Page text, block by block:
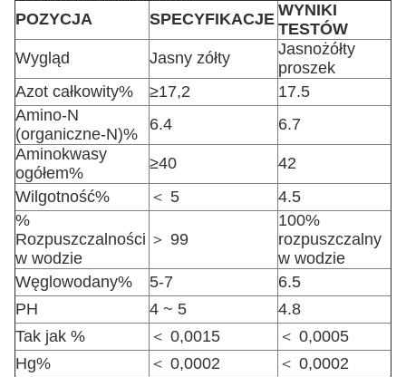
POZYCJA
SPECYFIKACJE WYNIKI
TESTÓW
Wygląd
Jasny zółty
Jasnożółty
proszek
Azot całkowity%
≥17,2
17.5
Amino-N
(organiczne-N)%
6.4
6.7
Aminokwasy
ogółem%
≥40
42
Wilgotność%
＜ 5
4.5
%
Rozpuszczalności
w wodzie
＞ 99
100%
rozpuszczalny
w wodzie
Węglowodany%
5-7
6.5
PH
4 ~ 5
4.8
Tak jak %
＜ 0,0015
＜ 0,0005
Hg%
＜ 0,0002
＜ 0,0002